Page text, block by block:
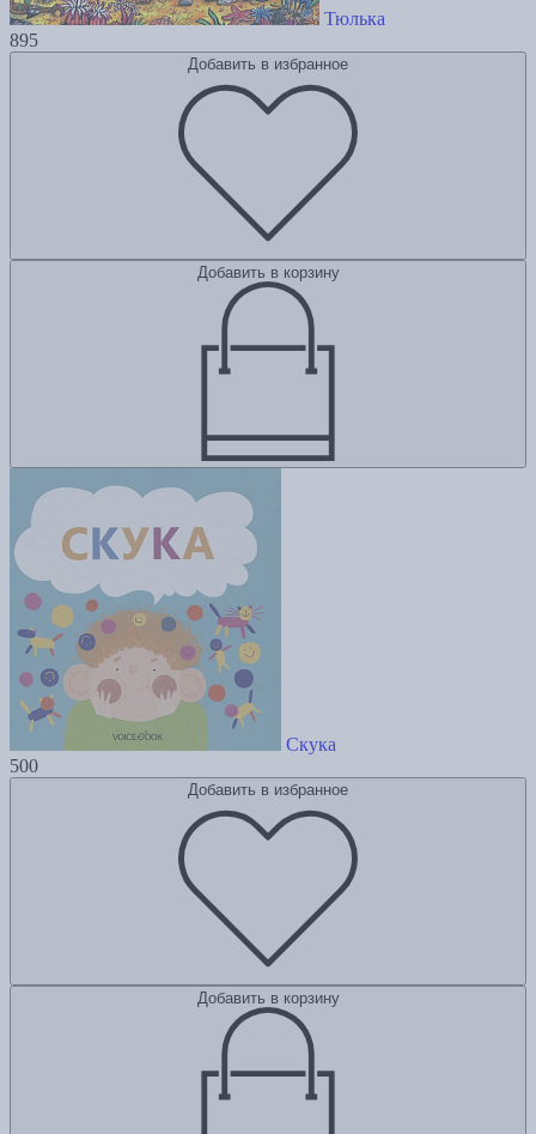
Тюлька
895
Добавить в избранное
Добавить в корзину
Скука
500
Добавить в избранное
Добавить в корзину